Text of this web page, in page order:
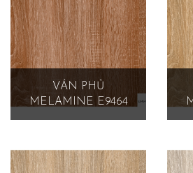
VÁN PHỦ
MELAMINE E9464